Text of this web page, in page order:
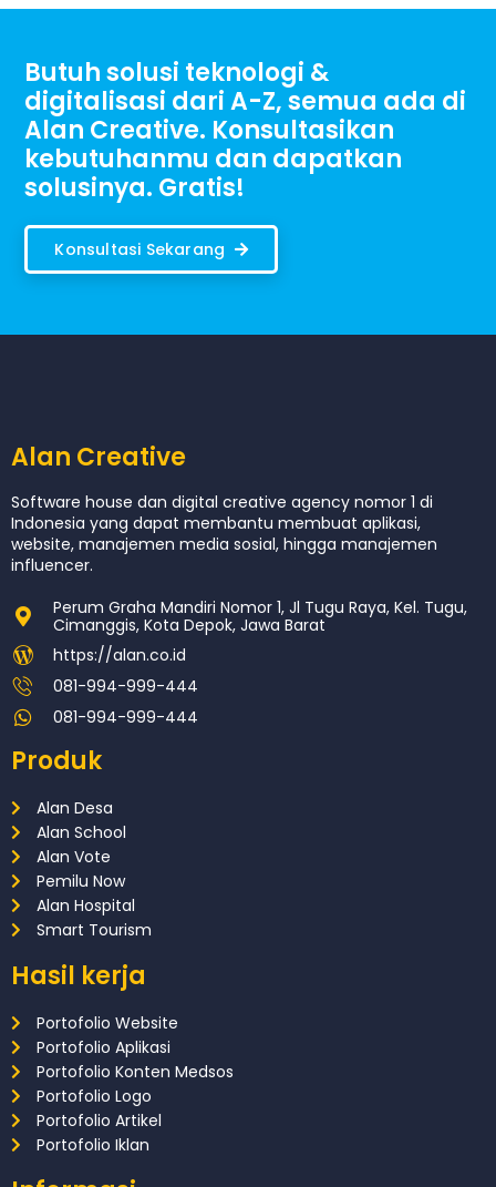
Butuh solusi teknologi &
digitalisasi dari A-Z, semua ada di
Alan Creative. Konsultasikan
kebutuhanmu dan dapatkan
solusinya. Gratis!
Konsultasi Sekarang
Alan Creative
Software house dan digital creative agency nomor 1 di
Indonesia yang dapat membantu membuat aplikasi,
website, manajemen media sosial, hingga manajemen
influencer.
Perum Graha Mandiri Nomor 1, Jl Tugu Raya, Kel. Tugu,
Cimanggis, Kota Depok, Jawa Barat
https://alan.co.id
081-994-999-444
081-994-999-444
Produk
Alan Desa
Alan School
Alan Vote
Pemilu Now
Alan Hospital
Smart Tourism
Hasil kerja
Portofolio Website
Portofolio Aplikasi
Portofolio Konten Medsos
Portofolio Logo
Portofolio Artikel
Portofolio Iklan